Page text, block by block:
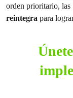
orden prioritario, las
reintegra para